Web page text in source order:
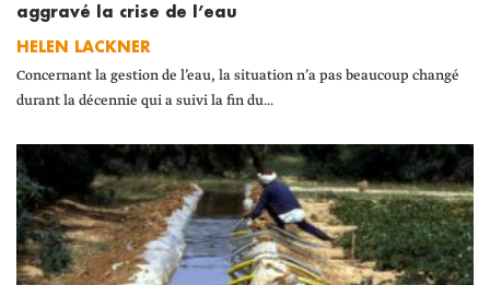
aggravé la crise de l’eau
HELEN LACKNER
Concernant la gestion de l’eau, la situation n’a pas beaucoup changé
durant la décennie qui a suivi la fin du...